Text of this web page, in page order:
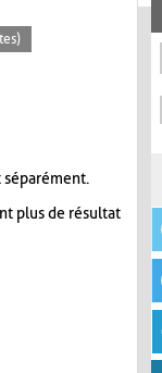
plus de résultat